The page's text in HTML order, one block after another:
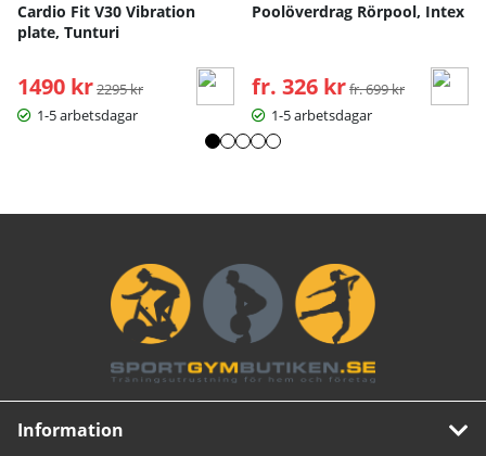
Cardio Fit V30 Vibration
plate, Tunturi
1490 kr Ordinarie pris:
2295 kr
1-5 arbetsdagar
Poolöverdrag Rörpool, Intex
fr. 326 kr Ordinarie pris:
fr. 699 kr
1-5 arbetsdagar
Information